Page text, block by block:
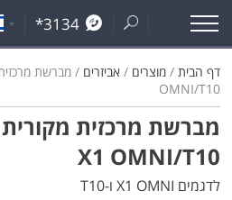
*3134
מברשת מרכזית
X1 OMNI/T10
דף הבית /מוצרים /אביזרים
OMNI/T10
לדגמים X1 OMNI ו-T10